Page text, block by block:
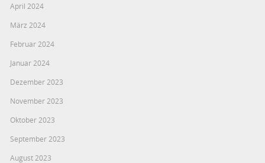
April 2024
März 2024
Februar 2024
Januar 2024
Dezember 2023
November 2023
Oktober 2023
September 2023
August 2023